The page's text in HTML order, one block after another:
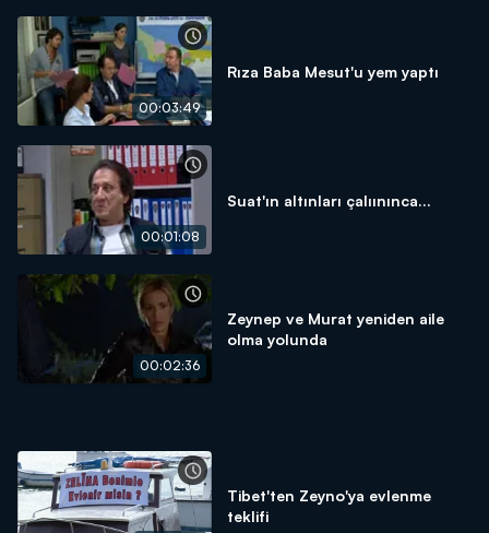
00:03:49
Rıza Baba Mesut'u yem yaptı
00:01:08
Suat'ın altınları çalıınınca...
00:02:36
Zeynep ve Murat yeniden aile
olma yolunda
Tibet'ten Zeyno'ya evlenme
teklifi